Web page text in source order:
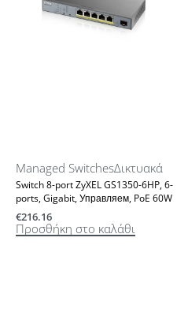
Managed SwitchesΔικτυακά
Switch 8-port ZyXEL GS1350-6HP, 6-
ports, Gigabit, Управляем, PoE 60W
€216.16
Προσθήκη στο καλάθι